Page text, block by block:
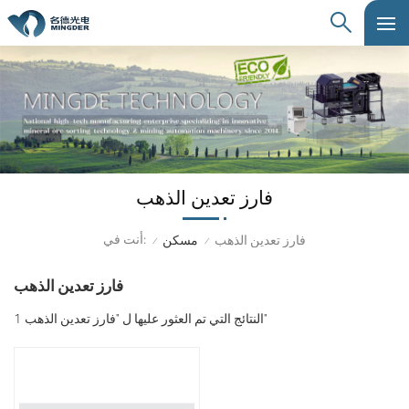
فارز تعدين الذهب
أنت في: / مسكن / فارز تعدين الذهب
فارز تعدين الذهب
1 النتائج التي تم العثور عليها ل "فارز تعدين الذهب"